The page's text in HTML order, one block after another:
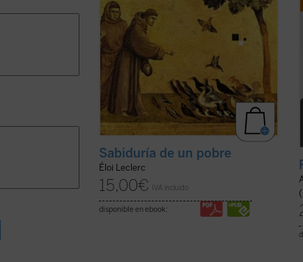
Sabiduría de un pobre
Éloi Leclerc
15,00€ IVA incluido
disponible en ebook: